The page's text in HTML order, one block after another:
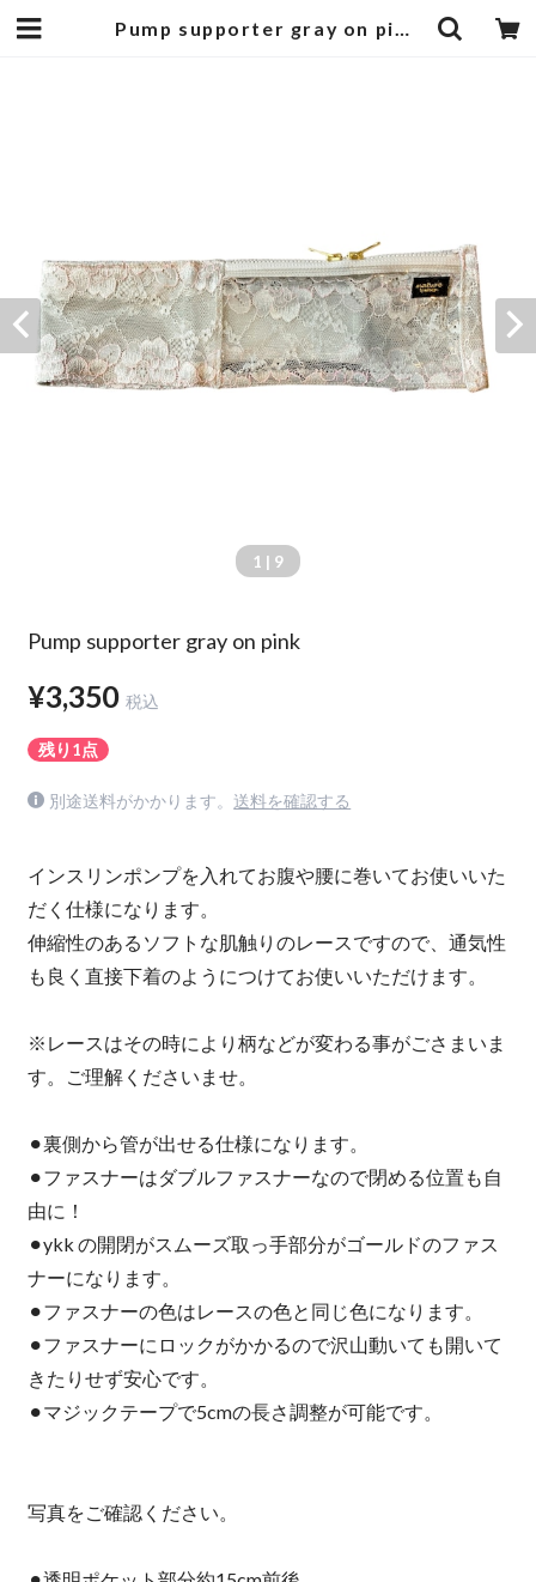
Pump supporter gray on pink | mature by ndesign
1 | 9
Pump supporter gray on pink
¥3,350 税込
残り1点
別途送料がかかります。 送料を確認する
インスリンポンプを入れてお腹や腰に巻いてお使いいた
だく仕様になります。
伸縮性のあるソフトな肌触りのレースですので、通気性
も良く直接下着のようにつけてお使いいただけます。
※レースはその時により柄などが変わる事がごさまいま
す。ご理解くださいませ。
⚫︎裏側から管が出せる仕様になります。
⚫︎ファスナーはダブルファスナーなので閉める位置も自
由に！
⚫︎ykk の開閉がスムーズ取っ手部分がゴールドのファス
ナーになります。
⚫︎ファスナーの色はレースの色と同じ色になります。
⚫︎ファスナーにロックがかかるので沢山動いても開いて
きたりせず安心です。
⚫︎マジックテープで5cmの長さ調整が可能です。
写真をご確認ください。